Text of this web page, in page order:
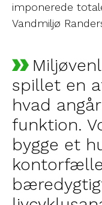
imponerede
Vandmiljø
spillet en
hvad
funktion.
bygge et